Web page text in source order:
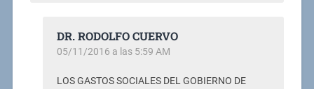
DR. RODOLFO CUERVO
05/11/2016 a las 5:59 AM
LOS GASTOS SOCIALES DEL GOBIERNO DE